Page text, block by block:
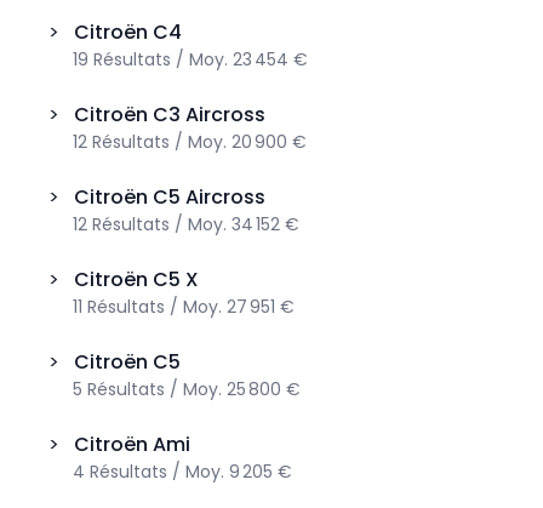
> Citroën C4
19 Résultats / Moy. 23 454 €
> Citroën C3 Aircross
12 Résultats / Moy. 20 900 €
> Citroën C5 Aircross
12 Résultats / Moy. 34 152 €
> Citroën C5 X
11 Résultats / Moy. 27 951 €
> Citroën C5
5 Résultats / Moy. 25 800 €
> Citroën Ami
4 Résultats / Moy. 9 205 €